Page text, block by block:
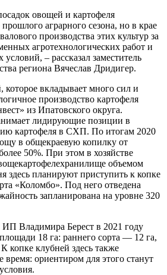
овощей и картофеля
аграрного сезона, но в крае
производства этих культур за
агротехнологических работ и
– рассказал заместитель
региона Вячеслав Дридигер.
вкладывает много сил и
производство картофеля
из Ипатовского округа.
лидирующие позиции в
картофеля в СХП. По итогам 2020
в общекраевую копилку от
50%. При этом в хозяйстве
объемом
здесь планируют приступить к копке
«Коломбо». Под него отведена
запланирована на уровне 320
Владимира Берест в 2021 году
18 га: раннего сорта — 12 га,
копке клубней здесь также
ориентиром для этого станут